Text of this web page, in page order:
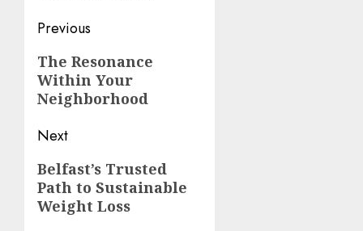
Post
navigation
Previous
Previous
post:
The Resonance
Within Your
Neighborhood
Next
Next
post:
Belfast’s Trusted
Path to Sustainable
Weight Loss